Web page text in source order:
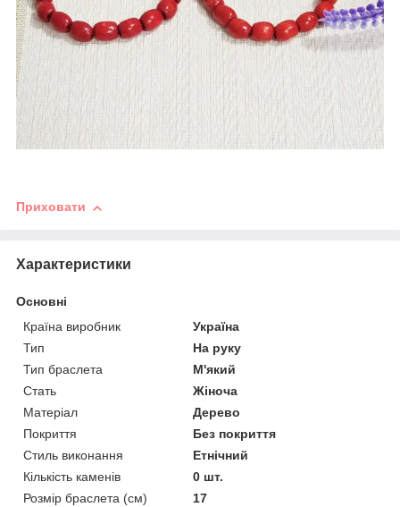
Приховати
Характеристики
Основні
Країна виробник
Україна
Тип
На руку
Тип браслета
М'який
Стать
Жіноча
Матеріал
Дерево
Покриття
Без покриття
Стиль виконання
Етнічний
Кількість каменів
0 шт.
Розмір браслета (см)
17